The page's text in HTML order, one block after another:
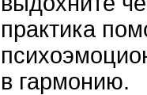
практика
в гармонию.